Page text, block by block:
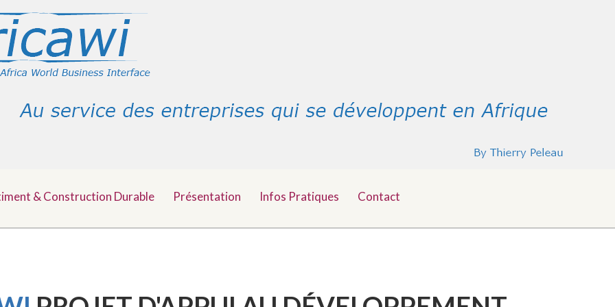
& Construction Durable Présentation Infos Pratiques Contact